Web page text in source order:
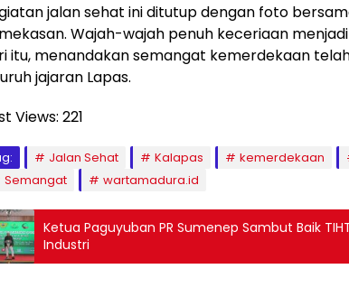
jalan sehat ini ditutup dengan foto
Wajah-wajah penuh keceriaan
itu, menandakan semangat kemerdekaan
jajaran Lapas.
Views: 221
Jalan Sehat Kalapas kemerdekaan
Semangat
wartamadura.id
Ketua Paguyuban PR Sumenep Sambut Baik
Industri